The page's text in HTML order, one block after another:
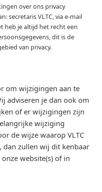
over ons privacy
secretaris VLTC, via e-mail
heb je altijd het recht een
dit is de
van privacy.
om wijzigingen aan te
adviseren je dan ook om
of er wijzigingen zijn
wijziging
de wijze waarop VLTC
dan zullen wij dit kenbaar
website(s) of in